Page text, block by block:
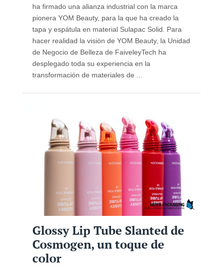
ha firmado una alianza industrial con la marca
pionera YOM Beauty, para la que ha creado la
tapa y espátula en material Sulapac Solid. Para
hacer realidad la visión de YOM Beauty, la Unidad
de Negocio de Belleza de FaiveleyTech ha
desplegado toda su experiencia en la
transformación de materiales de ...
Glossy Lip Tube Slanted de
Cosmogen, un toque de
color